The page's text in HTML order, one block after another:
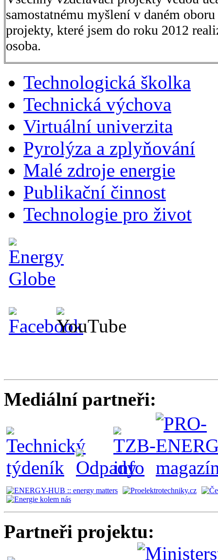
samostatnému myšlení v daném
projekty, které jsem do roku 2012
osoba.
Technologická školka
Technická výchova
Virtuální univerzita
Pyrolýza a zplyňování
Malé zdroje energie
Publikační činnost
Technologie pro život
Mediální partneři:
Partneři projektu: